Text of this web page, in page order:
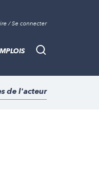
/ Se connecter
Recherche
de l'acteur